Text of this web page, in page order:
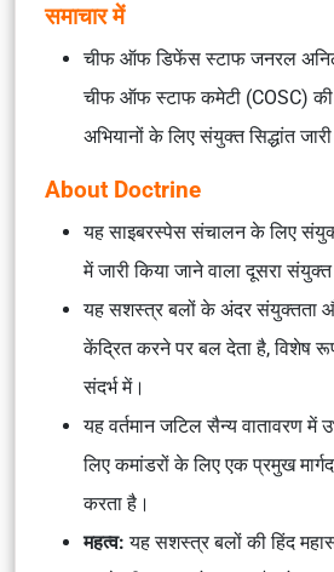
समाचार में
चीफ ऑफ डिफेंस स्टाफ जनरल अनिल
चीफ ऑफ स्टाफ कमेटी (COSC)
अभियानों के लिए संयुक्त सिद्धांत
About Doctrine
यह साइबरस्पेस संचालन के लिए
में जारी किया जाने वाला दूसरा संयुक्त
यह सशस्त्र बलों के अंदर संयुक्तता
केंद्रित करने पर बल देता है, विशेष
संदर्भ में।
यह वर्तमान जटिल सैन्य वातावरण
लिए कमांडरों के लिए एक प्रमुख
करता है।
महत्व: यह सशस्त्र बलों की हिंद